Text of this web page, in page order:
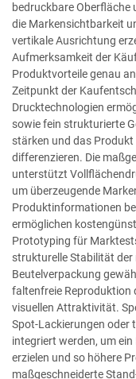
bedruckbare Oberfläche
die Markensichtbarkeit
vertikale Ausrichtung
Aufmerksamkeit der
Produktvorteile genau
Zeitpunkt der
Drucktechnologien
sowie fein strukturierte
stärken und das
differenzieren. Die
unterstützt
um überzeugende
Produktinformationen
ermöglichen
Prototyping für
strukturelle Stabilität
Beutelverpackung
faltenfreie Reproduktion
visuellen Attraktivität.
Spot-Lackierungen oder
integriert werden, um
erzielen und so höhere
maßgeschneiderte